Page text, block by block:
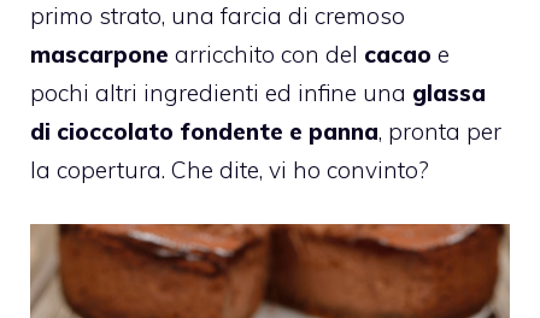
primo strato, una farcia di cremoso
mascarpone arricchito con del cacao e
pochi altri ingredienti ed infine una glassa
di cioccolato fondente e panna, pronta per
la copertura. Che dite, vi ho convinto?